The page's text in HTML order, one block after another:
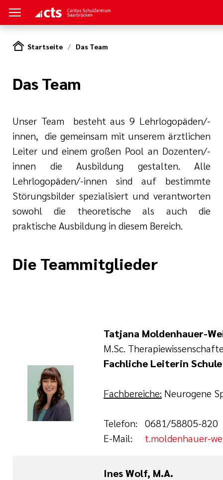
und Anästhesiepflege
Startseite Das Team
Das Team
Unser Team besteht aus 9 Lehrlogopäden/-
innen, die gemeinsam mit unserem ärztlichen
Leiter und einem großen Pool an Dozenten/-
innen die Ausbildung gestalten. Alle
Lehrlogopäden/-innen sind auf bestimmte
Störungsbilder spezialisiert und verantworten
sowohl die theoretische als auch die
praktische Ausbildung in diesem Bereich.
Die Teammitglieder
Tatjana Moldenhauer-
M.Sc.
Fachliche Leiterin
Fachbereiche: Neurogene
Telefon: 0681/58805-820
E-Mail: t.moldenhauer-
Ines Wolf, M.A.